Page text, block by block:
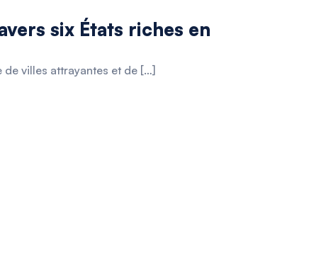
six États riches en
de villes attrayantes et de […]